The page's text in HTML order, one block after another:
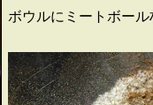
ボウルにミートボール